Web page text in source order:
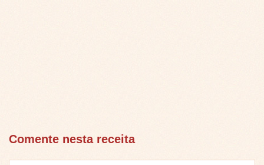
Comente nesta receita